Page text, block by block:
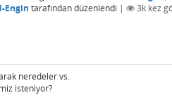
Engin tarafındandüzenlendi | 3k kez
neredeler vs.
isteniyor?